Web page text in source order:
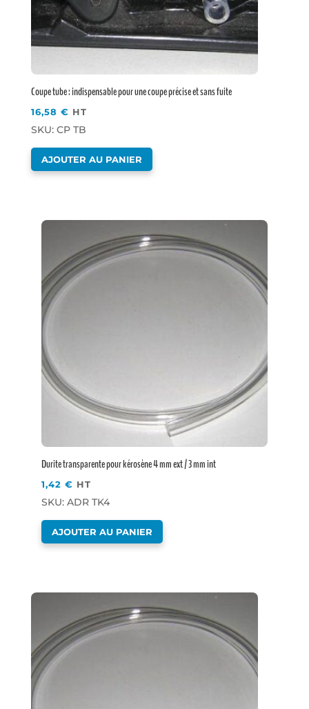
Coupe tube : indispensable pour une coupe précise et sans fuite
16,58€ HT
SKU: CP TB
AJOUTER AU PANIER
Durite transparente pour kérosène 4 mm ext / 3 mm int
1,42 € HT
SKU: ADR TK4
AJOUTER AU PANIER